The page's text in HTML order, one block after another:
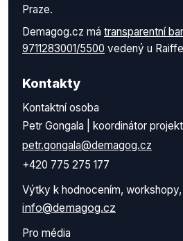
Praze.
Demagog.cz má transparentní
9711283001/5500 vedený u
Kontakty
Kontaktní osoba
Petr Gongala | koordinátor
petr.gongala@demagog.cz
+420 775 275 177
Výtky k hodnocením,
info@demagog.cz
Pro média